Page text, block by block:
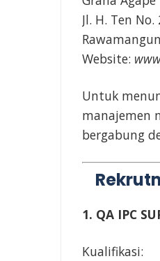
Jl. H. Ten No.
Website:
Untuk
manajemen
bergabung
1. QA IPC
Kualifikasi: